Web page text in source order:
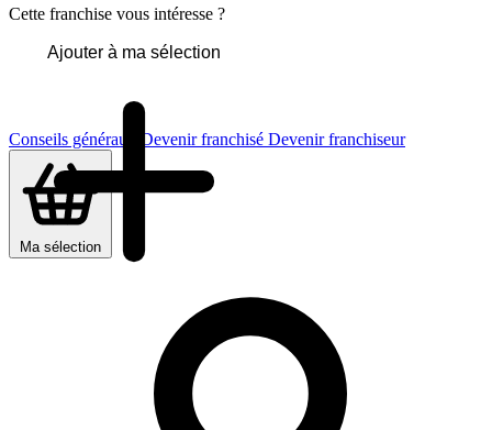
Conseils généraux Devenir franchisé Devenir franchiseur
Ma sélection
Cette franchise vous intéresse ?
Ajouter à ma sélection